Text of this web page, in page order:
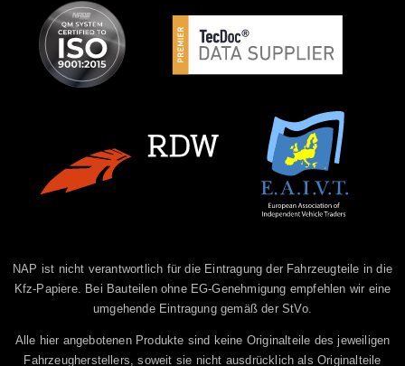
NAP ist nicht verantwortlich für die Eintragung der Fahrzeugteile in die
Kfz-Papiere. Bei Bauteilen ohne EG-Genehmigung empfehlen wir eine
umgehende Eintragung gemäß der StVo.
Alle hier angebotenen Produkte sind keine Originalteile des jeweiligen
Fahrzeugherstellers, soweit sie nicht ausdrücklich als Originalteile